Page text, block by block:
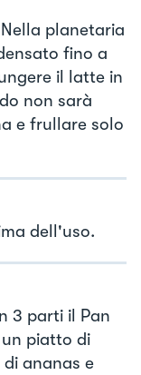
planetaria
fino a
il latte in
non sarà
e frullare solo
dell'uso.
3 parti il Pan
piatto di
ananas e